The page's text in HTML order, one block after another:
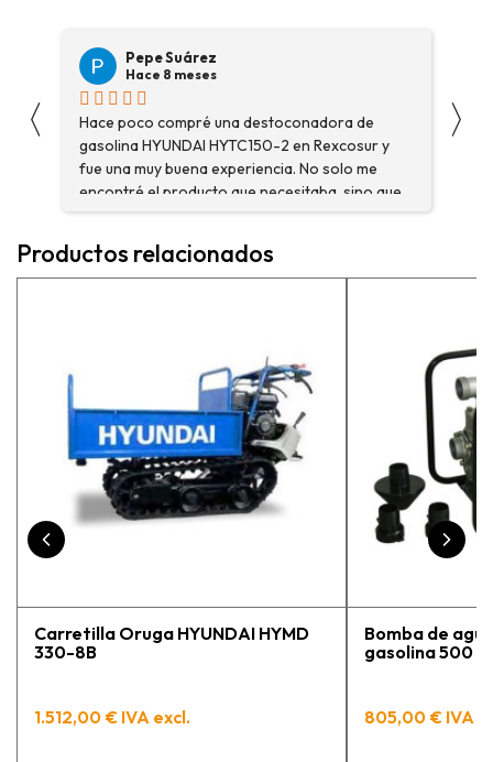
〈
Pepe Suárez
Hace 8 meses
Hace poco compré una destoconadora de
gasolina HYUNDAI HYTC150-2 en Rexcosur y
fue una muy buena experiencia. No solo me
encontré el producto que necesitaba, sino que
me asesoraron y explicaron con detalle para
más adecuada para mi trabajo. Salvador, la
persona con que estuve contactactanto me
〉
Productos relacionados
Carretilla Oruga HYUNDAI HYMD
330-8B
1.512,00 € IVA excl.
Bomba de
gasolina 500
805,00 € IVA